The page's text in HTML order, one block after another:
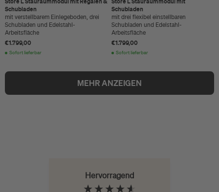
Schubladen
mit verstellbarem Einlegeboden, drei
Schubladen und Edelstahl-
Arbeitsfläche
€1.799,00
Sofort lieferbar
Schubladen
mit drei flexibel einstellbaren
Schubladen und Edelstahl-
Arbeitsfläche
€1.799,00
Sofort lieferbar
MEHR ANZEIGEN
Hervorragend